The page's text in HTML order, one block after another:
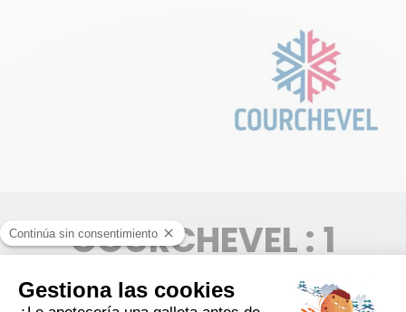
COURCHEVEL : 1
TIENDA